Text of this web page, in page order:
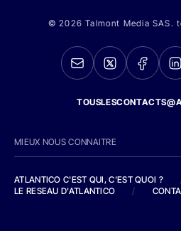
© 2026 Talmont Media SAS.
MIEUX NOUS CONNAITRE
ATLANTICO C'EST QUI, C'EST QUOI ?
LE RESEAU D'ATLANTICO
/